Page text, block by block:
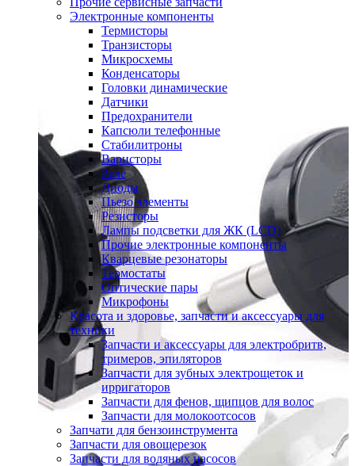
Электронные компоненты
Термисторы
Транзисторы
Микросхемы
Конденсаторы
Головки динамические
Датчики
Предохранители
Капсюли телефонные
Стабилитроны
Варисторы
Реле
Диоды
Пьезо элементы
Резисторы
Лампы подсветки для ЖК (LCD)
Прочие электронные компоненты
Кварцевые резонаторы
Термостаты
Оптические пары
Микрофоны
Красота и здоровье, запчасти и аксессуары для
техники
Запчасти и аксессуары для электробритв,
тримеров, эпиляторов
Запчасти для зубных электрощеток и
ирригаторов
Запчасти для фенов, щипцов для волос
Запчасти для молокоотсосов
Запчати для бензоинструмента
Запчасти для овощерезок
Запчасти для водяных насосов